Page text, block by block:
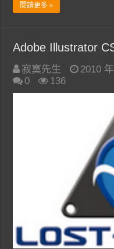
閱讀更多 »
Adobe Illustrator
寂寞先生 2010
0
136